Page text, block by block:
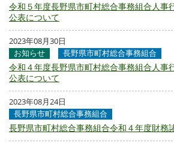
令和５年度長野県市町村総合事務組合人事
公表について
2023年08月30日
お知らせ
長野県市町村総合事務組合
令和４年度長野県市町村総合事務組合人事
公表について
2023年08月24日
長野県市町村総合事務組合
長野県市町村総合事務組合令和４年度財務